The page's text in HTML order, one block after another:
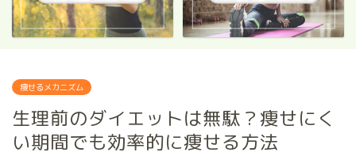
痩せるメカニズム
生理前のダイエットは無駄？痩せにく
い期間でも効率的に痩せる方法